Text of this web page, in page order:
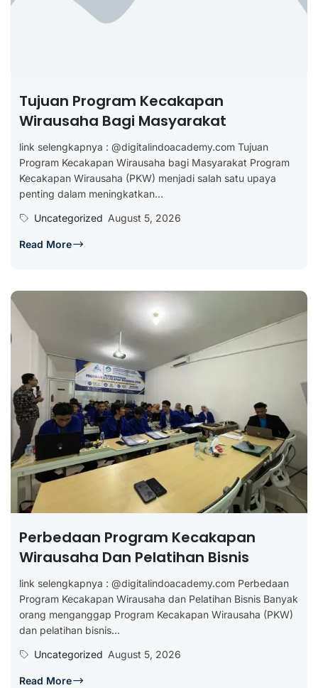
Tujuan Program Kecakapan
Wirausaha Bagi Masyarakat
link selengkapnya : @digitalindoacademy.com Tujuan
Program Kecakapan Wirausaha bagi Masyarakat Program
Kecakapan Wirausaha (PKW) menjadi salah satu upaya
penting dalam meningkatkan...
Uncategorized August 5, 2026
Read More
Perbedaan Program Kecakapan
Wirausaha Dan Pelatihan Bisnis
link selengkapnya : @digitalindoacademy.com Perbedaan
Program Kecakapan Wirausaha dan Pelatihan Bisnis Banyak
orang menganggap Program Kecakapan Wirausaha (PKW)
dan pelatihan bisnis...
Uncategorized August 5, 2026
Read More